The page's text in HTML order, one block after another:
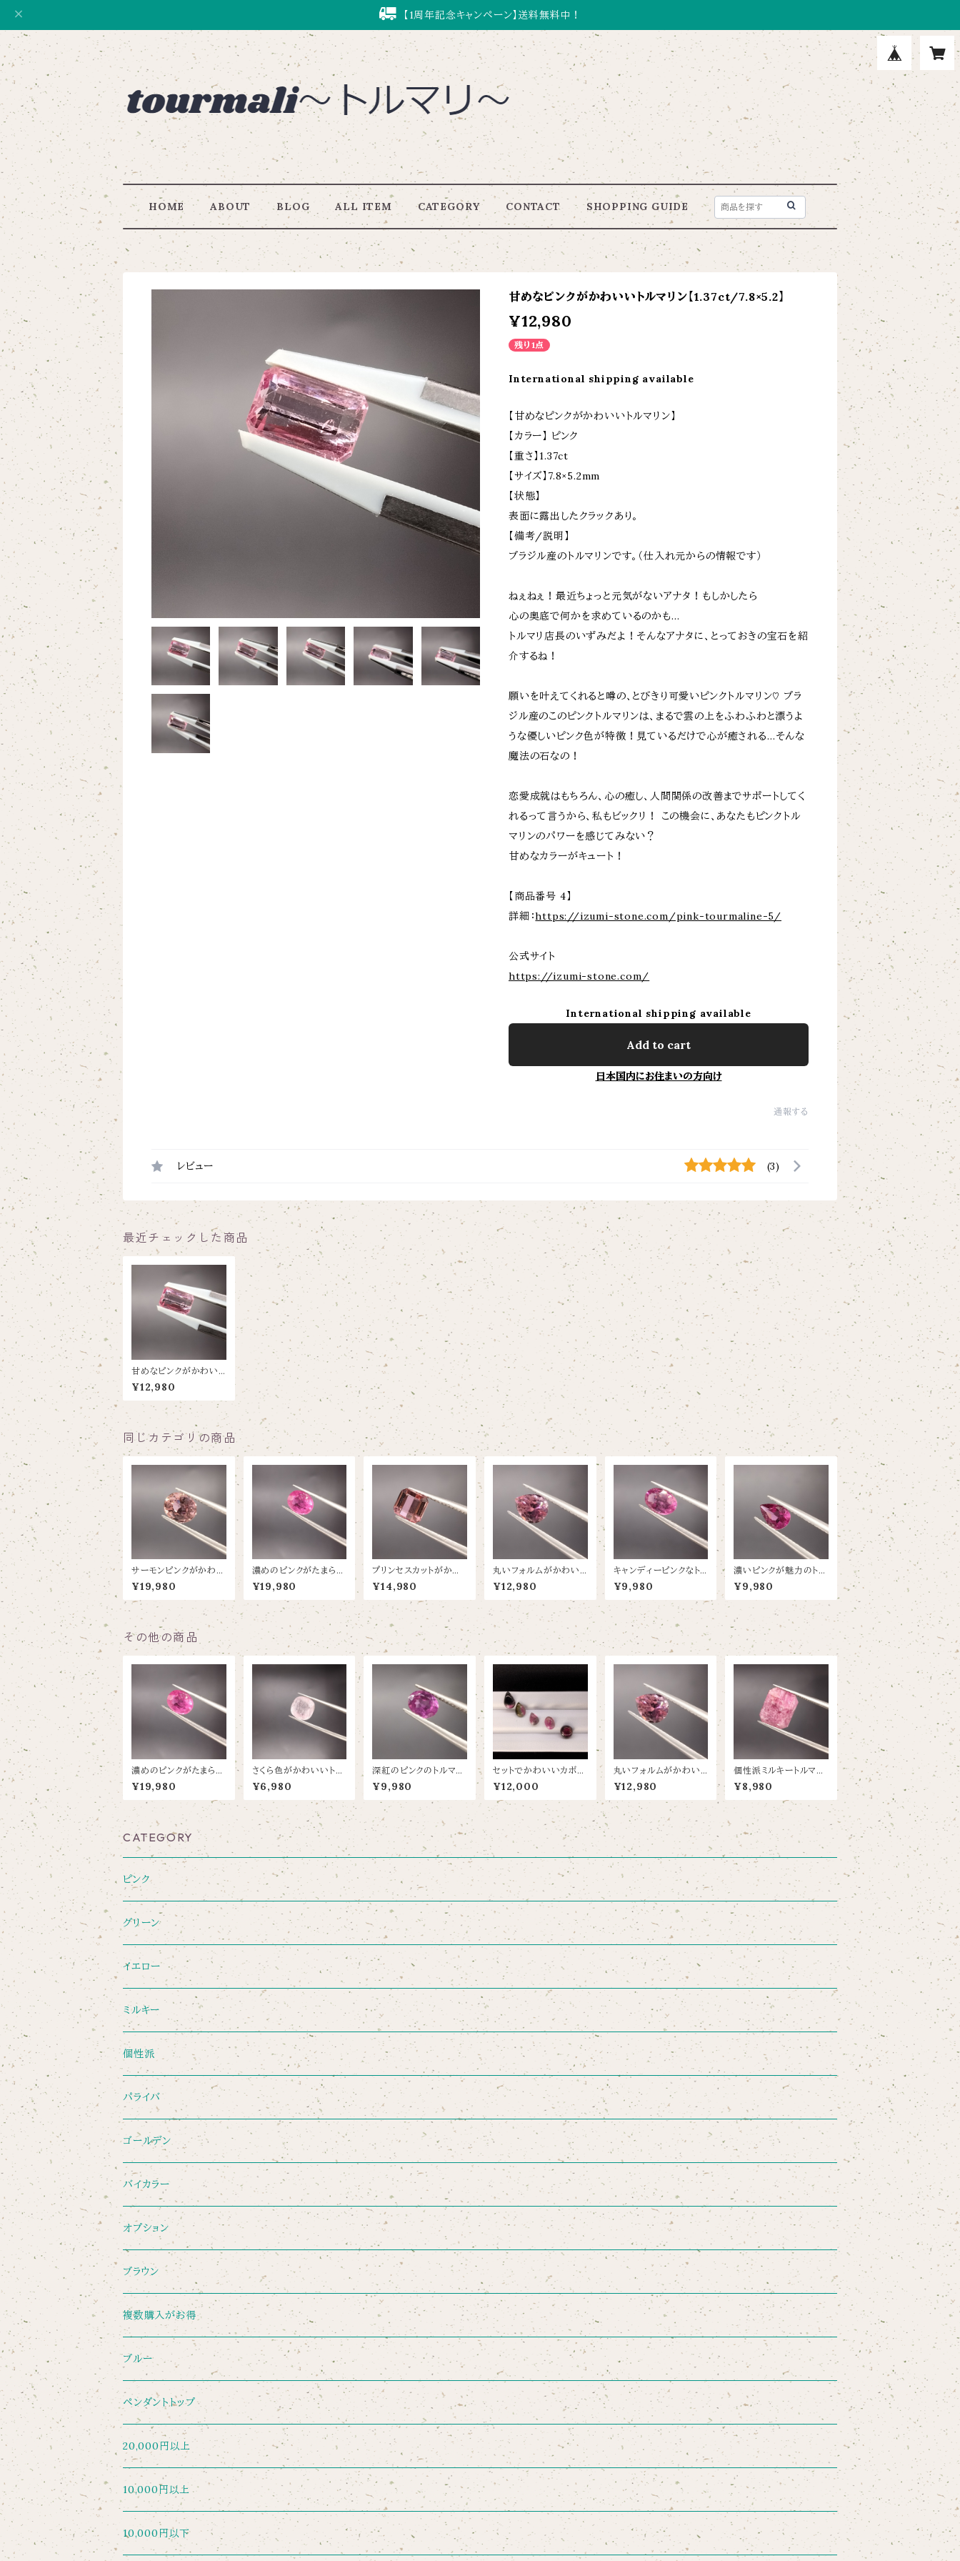
【1周年記念キャンペーン】送料無料中！
HOME ABOUT BLOG ALL ITEM CATEGORY CONTACT SHOPPING GUIDE
甘めなピンクがかわいいトルマリン【1.37ct/7.8×5.2】
¥12,980
残り1点
International shipping available
【甘めなピンクがかわいいトルマリン】
【カラー】 ピンク
【重さ】1.37ct
【サイズ】7.8×5.2mm
【状態】
表面に露出したクラックあり。
【備考/説明】
ブラジル産のトルマリンです。（仕入れ元からの情報です）
ねぇねぇ！最近ちょっと元気がないアナタ！もしかしたら
心の奥底で何かを求めているのかも…
トルマリ店長のいずみだよ！そんなアナタに、とっておきの宝石を紹
介するね！
願いを叶えてくれると噂の、とびきり可愛いピンクトルマリン♡ ブラ
ジル産のこのピンクトルマリンは、まるで雲の上をふわふわと漂うよ
うな優しいピンク色が特徴！見ているだけで心が癒される…そんな
魔法の石なの！
恋愛成就はもちろん、心の癒し、人間関係の改善までサポートしてく
れるって言うから、私もビックリ！ この機会に、あなたもピンクトル
マリンのパワーを感じてみない？
甘めなカラーがキュート！
【商品番号 4】
詳細：https://izumi-stone.com/pink-tourmaline-5/
公式サイト
https://izumi-stone.com/
International shipping available
Add to cart
日本国内にお住まいの方向け
通報する
レビュー (3)
最近チェックした商品
甘めなピンクがかわい
いトルマリン【1.37ct/7.
8×5.2】
¥12,980
同じカテゴリの商品
サーモンピンクがかわい
いトルマリン【0.93ct/
6.6×5.6mm】
¥19,980
濃めのピンクがたまらな
くかわいいトルマリン【1.
745ct8.4X6.8】
¥19,980
プリンセスカットがかわ
いい甘めピンクトルマリ
ン【0.89ct/5.2×5】
¥14,980
丸いフォルムがかわい
いトルマリン【0.67ct/
6.1×5】
¥12,980
キャンディーピンクなト
ルマリン【0.86ct/7.3×
5.3】
¥9,980
濃いピンクが魅力のトル
マリン【0.37ct/5.9×4】
¥9,980
その他の商品
濃めのピンクがたまらな
くかわいいトルマリン【1.
745ct8.4X6.8】
¥19,980
さくら色がかわいいトル
マリン【4.05ct /10.1×1
0】
¥6,980
深紅のピンクのトルマリ
ン【0.39ct/5×4】トルマ
リン専門店【トルマリ・SH
OP】
¥9,980
セットでかわいいカボシ
ョンのトルマリン【4.89c
t】
¥12,000
丸いフォルムがかわい
いトルマリン【0.67ct/
6.1×5】
¥12,980
個性派ミルキートルマリ
ン【4.7ct/11×9.5】
¥8,980
CATEGORY
ピンク
グリーン
イエロー
ミルキー
個性派
パライバ
ゴールデン
バイカラー
オプション
ブラウン
複数購入がお得
ブルー
ペンダントトップ
20,000円以上
10,000円以上
10,000円以下